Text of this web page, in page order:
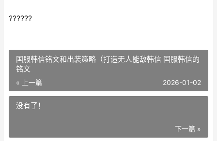
??????
国服韩信铭文和出装策略（打造无人能敌韩信 国服韩信的
铭文
« 上一篇 2026-01-02
没有了！
下一篇 »